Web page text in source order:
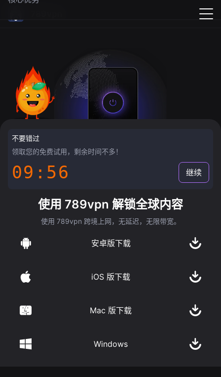
不要错过
领取您的免费试用，剩余时间不多！
09:55 继续
使用 789vpn 解锁全球内容
使用 789vpn 跨境上网，无延迟，无限带宽。
安卓版下载
iOS 版下载
Mac 版下载
Windows